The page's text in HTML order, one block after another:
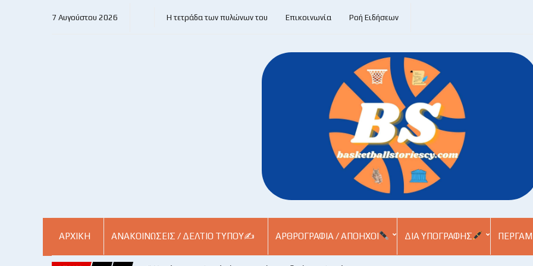
7 Αυγούστου 2026 Η τετράδα των πυλώνων του Επικοινωνία Ροή Ειδήσεων
ΑΡΧΙΚΗ ΑΝΑΚΟΙΝΏΣΕΙΣ / ΔΕΛΤΊΟ ΤΎΠΟΥ✍ ΑΡΘΡΟΓΡΑΦΊΑ / ΑΠΌΗΧΟΙ ΔΙΑ ΥΠΟΓΡΑΦΉΣ